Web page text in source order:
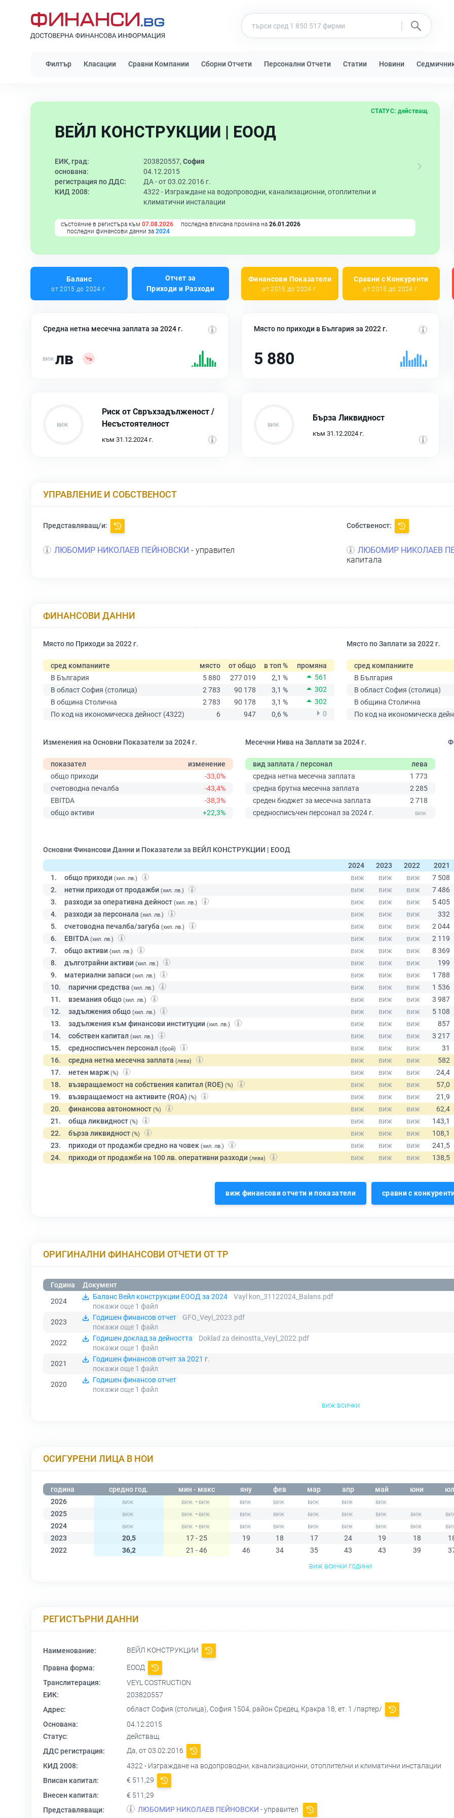
Филтър Класации Сравни Компании Сборни Отчети Персонални Отчети Статии Новини
ВЕЙЛ КОНСТРУКЦИИ | ЕООД
СТАТУС: действащ
ЕИК, град: 203820557, София
основана:
04.12.2015
регистрация по ДДС:
ДА - от 03.02.2016 г.
КИД 2008:
4322 - Изграждане на водопроводни, канализационни, отоплителни и
климатични инсталации
състояние в регистъра към 07.08.2026 последна вписана промяна на 26.01.2026
последни финансови данни за 2024
Баланс
от 2015 до 2024 г.
Отчет за
Приходи и Разходи
Финансови Показатели
от 2015 до 2024 г.
Сравни с Конкуренти
от 2015 до 2024 г.
Средна нетна месечна заплата за 2024 г.
лв
Място по приходи в България за 2022 г.
5 880
Риск от Свръхзадълженост /
Несъстоятелност
към 31.12.2024 г.
Бърза Ликвидност
към 31.12.2024 г.
УПРАВЛЕНИЕ И СОБСТВЕНОСТ
Представляващ/и:
ЛЮБОМИР НИКОЛАЕВ ПЕЙНОВСКИ - управител
Собственост:
ЛЮБОМИР НИКОЛАЕВ
капитала
ФИНАНСОВИ ДАННИ
Място по Приходи за 2022 г.
сред компаниите място от общо в топ %
промяна
В България
5 880 277 019 2,1 %
561
В област София (столица)
2 783 90 178 3,1 %
302
В община Столична
2 783 90 178 3,1 %
302
По код на икономическа дейност (4322)
6 947 0,6 % 0
Място по Заплати за 2022 г.
сред компаниите
В България
В област София (столица)
В община Столична
По код на икономическа
Изменения на Основни Показатели за 2024 г.
показател
изменение
общо приходи
-33,0%
счетоводна печалба
-43,4%
EBITDA
-38,3%
общо активи
+22,3%
Месечни Нива на Заплати за 2024 г.
вид заплата / персонал
лева
средна нетна месечна заплата
1 773
средна брутна месечна заплата
2 285
среден бюджет за месечна заплата
2 718
средносписъчен персонал за 2024 г.
Основни Финансови Данни и Показатели за ВЕЙЛ КОНСТРУКЦИИ | ЕООД
2024
2023 2022
2021
1.
общо приходи (хил. лв.)
2. нетни приходи от продажби (хил. лв.)
3. разходи за оперативна дейност (хил. лв.)
4. разходи за персонала (хил. лв.)
5. счетоводна печалба/загуба (хил. лв.)
6. EBITDA (хил. лв.)
7. общо активи (хил. лв.)
8. дълготрайни активи (хил. лв.)
9. материални запаси (хил. лв.)
10. парични средства (хил. лв.)
11. вземания общо (хил. лв.)
12. задължения общо (хил. лв.)
13. задължения към финансови институции (хил. лв.)
14. собствен капитал (хил. лв.)
15. средносписъчен персонал (брой)
16. средна нетна месечна заплата (лева)
17. нетен марж (%)
18. възвращаемост на собствения капитал (ROE) (%)
19. възвращаемост на активите (ROA) (%)
20. финансова автономност (%)
21. обща ликвидност (%)
22. бърза ликвидност (%)
23. приходи от продажби средно на човек (хил. лв.)
24. приходи от продажби на 100 лв. оперативни разходи (лева)
виж финансови отчети и показатели сравни с
ОРИГИНАЛНИ ФИНАНСОВИ ОТЧЕТИ ОТ ТР
Година
Документ
2024
Баланс Вейл конструкции ЕООД за 2024
Vayl kon_31122024_Balans.pdf
покажи още 1 файл
2023
Годишен финансов отчет
GFO_Veyl_2023.pdf
покажи още 1 файл
2022
Годишен доклад за дейността
Doklad za deinostta_Veyl_2022.pdf
покажи още 1 файл
2021
Годишен финансов отчет за 2021 г.
покажи още 1 файл
2020
Годишен финансов отчет
покажи още 1 файл
виж всички
ОСИГУРЕНИ ЛИЦА В НОИ
година средно год. мин - макс яну фев мар апр май юни
2026
-
2025
-
2024
-
2023
20,5 17 - 25 19 18 17 24 19 18
2022
36,2 21 - 46 46 34 35 43 43 39
виж всички години
РЕГИСТЪРНИ ДАННИ
Наименование: ВЕЙЛ КОНСТРУКЦИИ
Правна форма:
ЕООД
Транслитерация:
VEYL COSTRUCTION
ЕИК:
203820557
Адрес:
област София (столица), София 1504, район Средец, Кракра 18, ет. 1 /партер/
Основана:
04.12.2015
Статус:
действащ
ДДС регистрация:
Да, от 03.02.2016
КИД 2008:
4322 - Изграждане на водопроводни, канализационни, отоплителни и климатични инсталации
Вписан капитал:
€ 511,29
Внесен капитал:
€ 511,29
Представляващи:
ЛЮБОМИР НИКОЛАЕВ ПЕЙНОВСКИ - управител